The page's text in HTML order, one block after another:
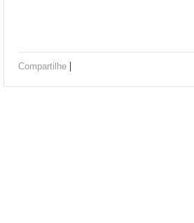
Compartilhe |